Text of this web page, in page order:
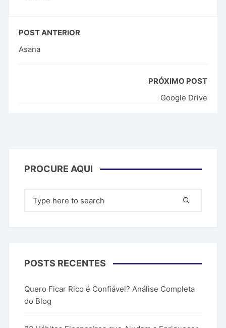
POST ANTERIOR
Asana
PRÓXIMO POST
Google Drive
PROCURE AQUI
por:
POSTS RECENTES
Quero Ficar Rico é Confiável? Análise Completa
do Blog